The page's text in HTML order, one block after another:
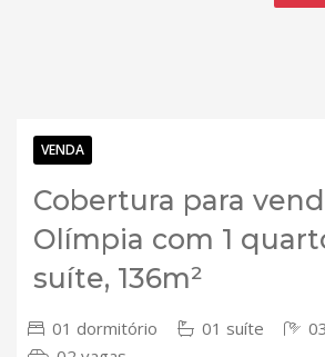
VENDA
Cobertura para
Olímpia com 1
suíte, 136m²
01 dormitório 01 suíte